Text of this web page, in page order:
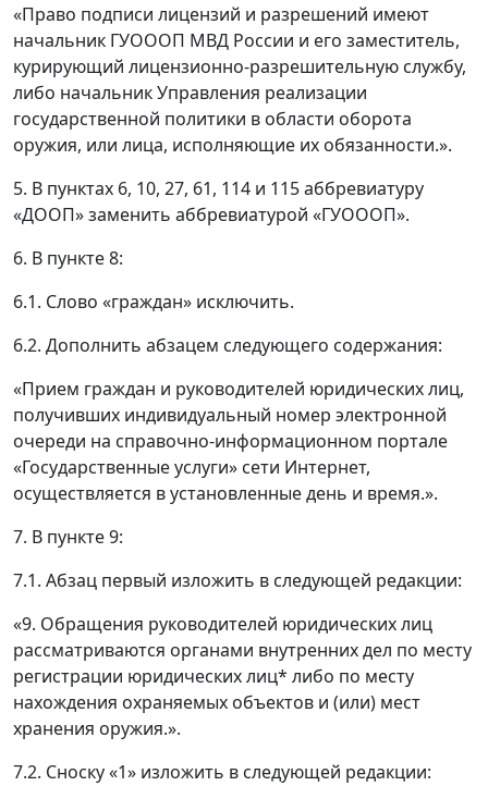
«Право подписи лицензий и разрешений имеют
начальник ГУОООП МВД России и его заместитель,
курирующий лицензионно-разрешительную службу,
либо начальник Управления реализации
государственной политики в области оборота
оружия, или лица, исполняющие их обязанности.».
5. В пунктах 6, 10, 27, 61, 114 и 115 аббревиатуру
«ДООП» заменить аббревиатурой «ГУОООП».
6. В пункте 8:
6.1. Слово «граждан» исключить.
6.2. Дополнить абзацем следующего содержания:
«Прием граждан и руководителей юридических лиц,
получивших индивидуальный номер электронной
очереди на справочно-информационном портале
«Государственные услуги» сети Интернет,
осуществляется в установленные день и время.».
7. В пункте 9:
7.1. Абзац первый изложить в следующей редакции:
«9. Обращения руководителей юридических лиц
рассматриваются органами внутренних дел по месту
регистрации юридических лиц* либо по месту
нахождения охраняемых объектов и (или) мест
хранения оружия.».
7.2. Сноску «1» изложить в следующей редакции: